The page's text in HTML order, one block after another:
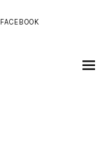
FACEBOOK